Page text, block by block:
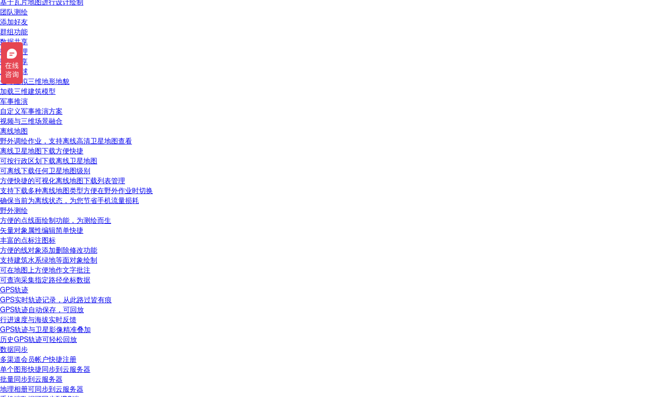
团队测绘
添加好友
群组功能
数据共享
数据管理
数据分享
三维地球
全球虚拟三维地形地貌
加载三维建筑模型
军事推演
自定义军事推演方案
视频与三维场景融合
离线地图
野外调绘作业，支持离线高清卫星地图查看
离线卫星地图下载方便快捷
可按行政区划下载离线卫星地图
可离线下载任何卫星地图级别
方便快捷的可视化离线地图下载列表管理
支持下载多种离线地图类型方便在野外作业时切换
确保当前为离线状态，为您节省手机流量损耗
野外测绘
方便的点线面绘制功能，为测绘而生
矢量对象属性编辑简单快捷
丰富的点标注图标
方便的线对象添加删除修改功能
支持建筑水系绿地等面对象绘制
可在地图上方便地作文字批注
可查询采集指定路径坐标数据
GPS轨迹
GPS实时轨迹记录，从此路过皆有痕
GPS轨迹自动保存，可回放
行进速度与海拔实时反馈
GPS轨迹与卫星影像精准叠加
历史GPS轨迹可轻松回放
数据同步
多渠道会员帐户快捷注册
单个图形快捷同步到云服务器
批量同步到云服务器
地理相册可同步到云服务器